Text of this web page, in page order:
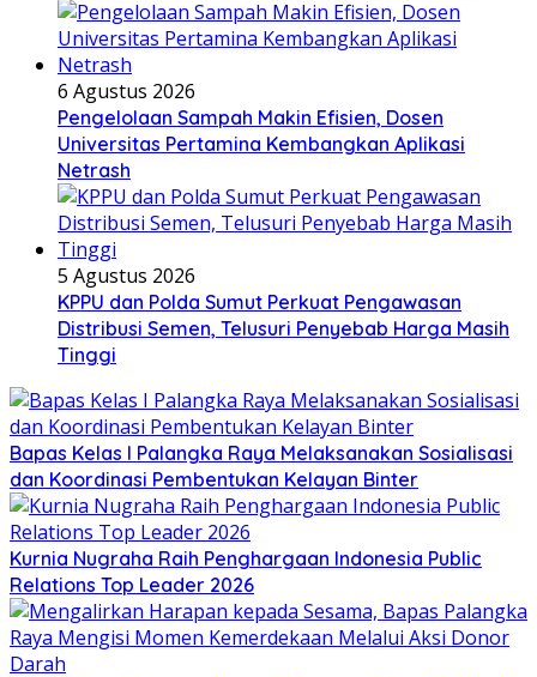
6 Agustus 2026
Pengelolaan Sampah Makin Efisien, Dosen
Universitas Pertamina Kembangkan Aplikasi
Netrash
5 Agustus 2026
KPPU dan Polda Sumut Perkuat Pengawasan
Distribusi Semen, Telusuri Penyebab Harga Masih
Tinggi
Bapas Kelas I Palangka Raya Melaksanakan Sosialisasi
dan Koordinasi Pembentukan Kelayan Binter
Kurnia Nugraha Raih Penghargaan Indonesia Public
Relations Top Leader 2026